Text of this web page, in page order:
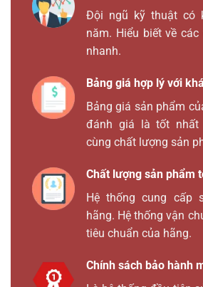
Đội ngũ kỹ thuật có
năm. Hiểu biết về
nhanh.
Bảng giá hợp lý với
Bảng giá sản phẩm
đánh giá là tốt nhất
cùng chất lượng sản
Chất lượng sản phẩm
Hệ thống cung cấp
hãng. Hệ thống vận
tiêu chuẩn của hãng.
Chính sách bảo hành